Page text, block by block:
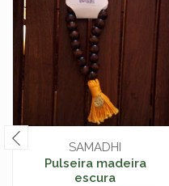
SAMADHI
Pulseira madeira
escura